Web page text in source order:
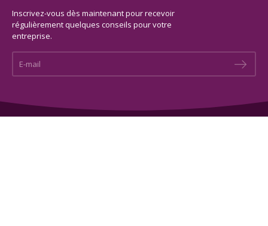
Inscrivez-vous dès maintenant pour recevoir
régulièrement quelques conseils pour votre
entreprise.